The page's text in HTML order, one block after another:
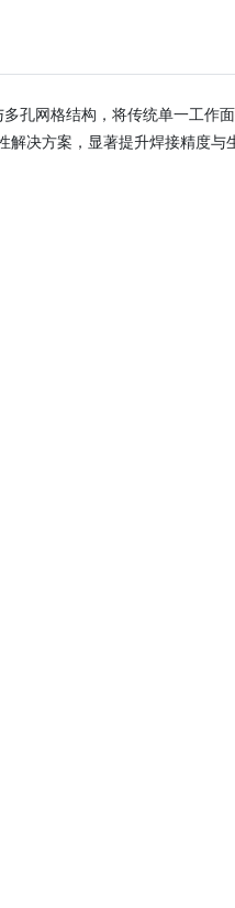
孔网格结构，将传统单一工作
解决方案，显著提升焊接精度与